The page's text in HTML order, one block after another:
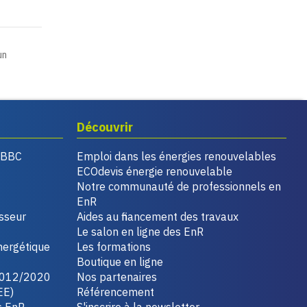
2020
Découvrir
Emploi dans les énergies renouvelables
ECOdevis énergie renouvelable
Notre communauté de professionnels en
EnR
Aides au financement des travaux
Le salon en ligne des EnR
Les formations
Boutique en ligne
Nos partenaires
Référencement